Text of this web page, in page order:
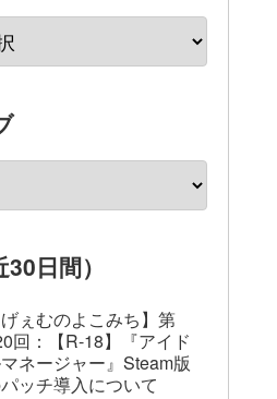
日間）
げぇむのよこみち】第
回：【R-18】『アイド
ネージャー』Steam版
ッチ導入について